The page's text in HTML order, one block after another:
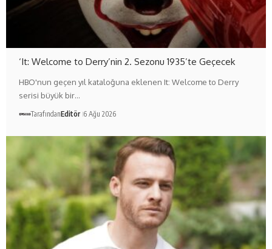
‘It: Welcome to Derry’nin 2. Sezonu 1935’te Geçecek
HBO'nun geçen yıl kataloğuna eklenen It: Welcome to Derry
serisi büyük bir…
TarafındanEditör 6 Ağu 2026